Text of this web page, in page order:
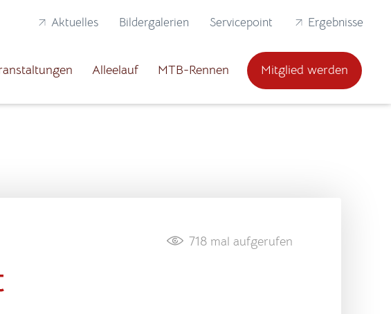
Aktuelles Bildergalerien Servicepoint Ergebnisse
Alleelauf MTB-Rennen Mitglied werden
718 mal aufgerufen